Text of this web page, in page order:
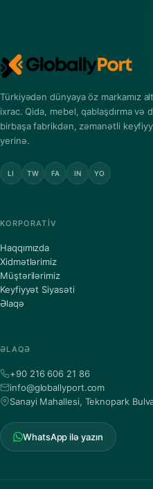
Türkiyədən dünyaya öz markamız
ixrac. Qida, mebel, qablaşdırma və
birbaşa fabrikdən, zəmanətli
yerinə.
LI TW FA IN YO
KORPORATIV
Haqqımızda
Xidmətlərimiz
Müştərilərimiz
Keyfiyyət Siyasəti
Əlaqə
ƏLAQƏ
+90 216 606 21 86
info@globallyport.com
Sanayi Mahallesi, Teknopark
WhatsApp ilə yazın